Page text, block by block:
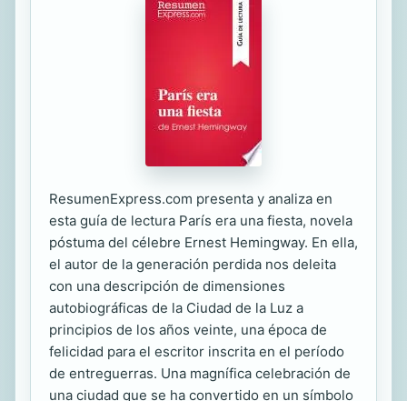
ResumenExpress.com presenta y analiza en
esta guía de lectura París era una fiesta, novela
póstuma del célebre Ernest Hemingway. En ella,
el autor de la generación perdida nos deleita
con una descripción de dimensiones
autobiográficas de la Ciudad de la Luz a
principios de los años veinte, una época de
felicidad para el escritor inscrita en el período
de entreguerras. Una magnífica celebración de
una ciudad que se ha convertido en un símbolo